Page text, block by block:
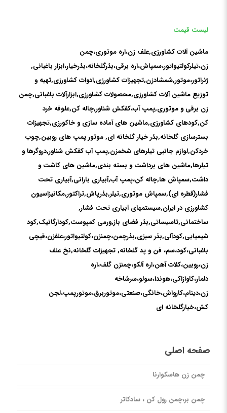
لیست قیمت
ماشین آلات کشاورزی,علف زن،اره موتوری،چمن
زن،تیلرکولتیواتور،سمپاش،اره برقی،بذرگلخانه،بذرخیار،ابزار باغبانی,
ژنراتور،موتور,شمشادزن,تجهیزات کشاورزی,ادوات کشاورزی,تهیه و
توزیع ماشین آلات کشاورزی,محصولات کشاورزی,ابزارآلات باغبانی,چمن
زن برقی و موتوری,پمپ آب،كفكش شناور,چاله کن,علوفه خرد
کن,کودهای کشاورزی,ماشین های آماده سازی و خاکورزی,تجهیزات
بسترسازی گلخانه,بذر خیار گلخانه ای, موتور پمپ های روبین,چوب
خردکن,لوازم جانبی تیلرهای شخمزن,پمپ آب كفكش شناور,دروگرها و
تیلرها,ماشین های برداشت و بسته بندی,ماشین های کاشت و
داشت,سمپاش ها,چاله کن،پمپ آب,آبیاری بارانی,آبیاری تحت
فشار(قطره ای),سمپاش موتوری,تیلر,بذرپاش,تراکتور,مکانیزاسیون
کشاورزی در ایران,سیستمهای آبیاری تحت فشار,
ساختمانی,تاسیساتی,بذر فضای باز,ورمی کمپوست,کودارگانیک,کود
شیمیایی,کودآلی,بذر سبزی,بذرچمن،چمنزن،کولتیواتور،علفزن،قیچی
باغبانی،کود،سم، فن و پد گلخانه, تجهیزات گلخانه,نخ علف
زن،روبین،کلات آهن،اره آلکو،چمنزن گلف،اره
دلمار،کاوازاکی،هوندا،سولو،سرشاخه
زن،دینام،کارواش،خانگی،صنعتی،موتوربرق،موتورپمپ،لجن
کش،خیارگلخانه ای
صفحه اصلی
چمن زن هاسکوارنا
چمن بر،چمن رول کن ، سادکاتر